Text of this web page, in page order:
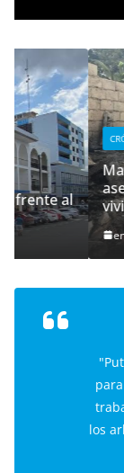
CRÓNICA ROJA
Masacre en
asesinaron
vivienda
enero 9, 2026
los